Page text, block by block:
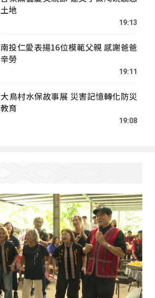
土地
19:13
南投仁愛表揚16位模範父親 感謝爸爸
辛勞
19:11
大鳥村水保故事展 災害記憶轉化防災
教育
19:08